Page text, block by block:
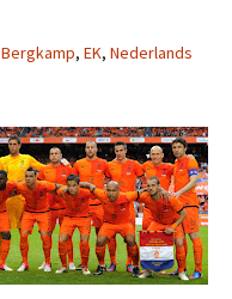
Bergkamp, EK, Nederlands